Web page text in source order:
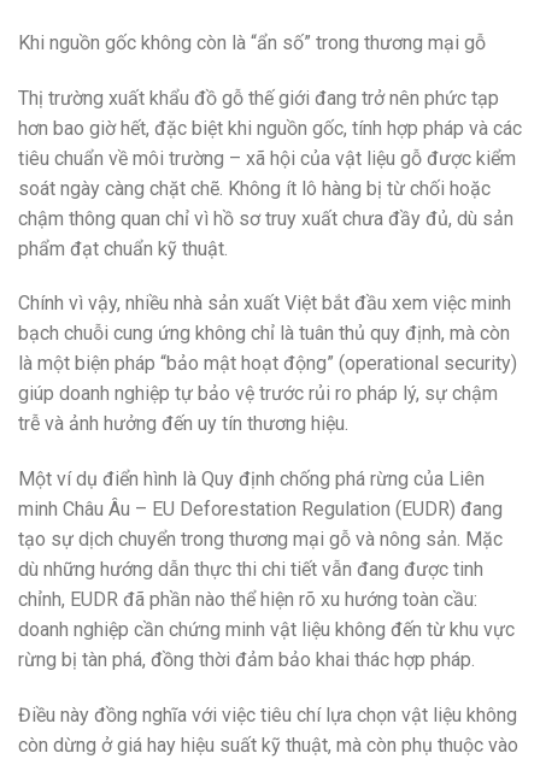
Khi nguồn gốc không còn là “ẩn số” trong thương mại gỗ
Thị trường xuất khẩu đồ gỗ thế giới đang trở nên phức tạp
hơn bao giờ hết, đặc biệt khi nguồn gốc, tính hợp pháp và các
tiêu chuẩn về môi trường – xã hội của vật liệu gỗ được kiểm
soát ngày càng chặt chẽ. Không ít lô hàng bị từ chối hoặc
chậm thông quan chỉ vì hồ sơ truy xuất chưa đầy đủ, dù sản
phẩm đạt chuẩn kỹ thuật.
Chính vì vậy, nhiều nhà sản xuất Việt bắt đầu xem việc minh
bạch chuỗi cung ứng không chỉ là tuân thủ quy định, mà còn
là một biện pháp “bảo mật hoạt động” (operational security)
giúp doanh nghiệp tự bảo vệ trước rủi ro pháp lý, sự chậm
trễ và ảnh hưởng đến uy tín thương hiệu.
Một ví dụ điển hình là Quy định chống phá rừng của Liên
minh Châu Âu – EU Deforestation Regulation (EUDR) đang
tạo sự dịch chuyển trong thương mại gỗ và nông sản. Mặc
dù những hướng dẫn thực thi chi tiết vẫn đang được tinh
chỉnh, EUDR đã phần nào thể hiện rõ xu hướng toàn cầu:
doanh nghiệp cần chứng minh vật liệu không đến từ khu vực
rừng bị tàn phá, đồng thời đảm bảo khai thác hợp pháp.
Điều này đồng nghĩa với việc tiêu chí lựa chọn vật liệu không
còn dừng ở giá hay hiệu suất kỹ thuật, mà còn phụ thuộc vào